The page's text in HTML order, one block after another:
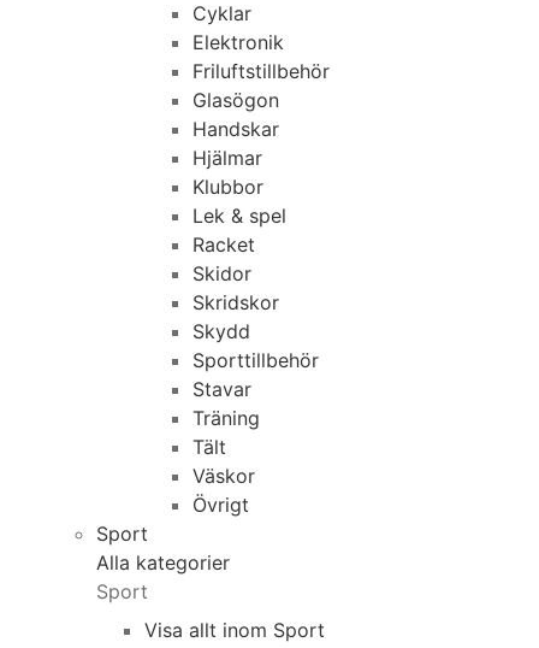
Cyklar
Elektronik
Friluftstillbehör
Glasögon
Handskar
Hjälmar
Klubbor
Lek & spel
Racket
Skidor
Skridskor
Skydd
Sporttillbehör
Stavar
Träning
Tält
Väskor
Övrigt
Sport
Alla kategorier
Sport
Visa allt inom Sport